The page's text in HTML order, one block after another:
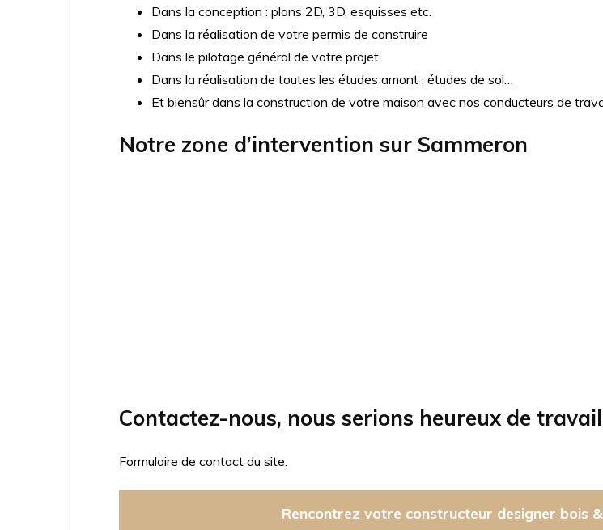
Dans la conception : plans 2D, 3D, esquisses etc.
Dans la réalisation de votre permis de construire
Dans le pilotage général de votre projet
Dans la réalisation de toutes les études amont : études de sol…
Et biensûr dans la construction de votre maison avec nos conducteurs de
Notre zone d’intervention sur Sammeron
Contactez-nous, nous serions heureux de
Formulaire de contact du site.
Rencontrez votre constructeur designer bois